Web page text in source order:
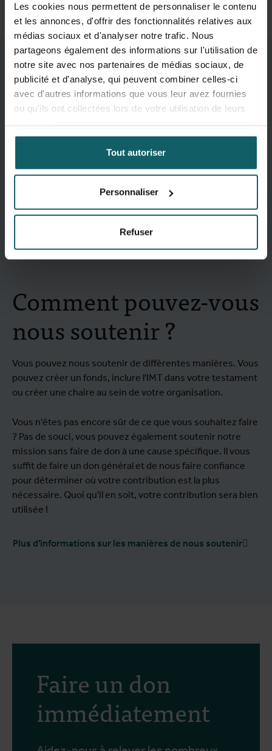
Les cookies nous permettent de personnaliser le contenu
et les annonces, d'offrir des fonctionnalités relatives aux
médias sociaux et d'analyser notre trafic. Nous
partageons également des informations sur l'utilisation de
notre site avec nos partenaires de médias sociaux, de
publicité et d'analyse, qui peuvent combiner celles-ci
avec d'autres informations que vous leur avez fournies
ou qu'ils ont collectées lors de votre utilisation de leurs
Tout autoriser
Personnaliser
Refuser
Comment pouvez-vous
nous soutenir ?
Vous pouvez nous soutenir de différentes manières. Vous
pouvez créer un fonds, inclure l'IMT dans votre testament
ou créer une chaire au sein de votre organisation.
Vous n'êtes pas encore sûr de ce que vous souhaitez faire
? Pas de souci, vous pouvez également soutenir notre
mission sans faire de don à une cause spécifique. Il vous
suffit de faire un don général et de nous faire confiance
pour déterminer où votre contribution est la plus
nécessaire. Quoi qu'il en soit, votre contribution sera bien
utilisée !
Plus d'informations sur les manières de nous soutenir
Faire un don
immédiatement